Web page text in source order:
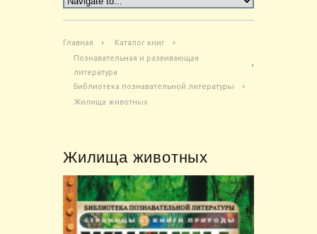
Главная
Каталог книг
Познавательная и развивающая
литература
Библиотека познавательной литературы
Жилища животных
Жилища животных